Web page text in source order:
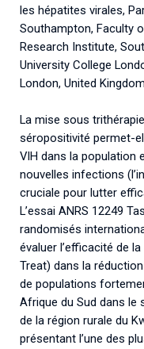
les hépatites virales,
Southampton, Faculty
Research Institute,
University College
London, United Kingdom.
La mise sous
séropositivité permet-
VIH dans la population
nouvelles infections
cruciale pour lutter
L’essai ANRS 12249
randomisés
évaluer l’efficacité de
Treat) dans la
de populations
Afrique du Sud dans le
de la région rurale du
présentant l’une des